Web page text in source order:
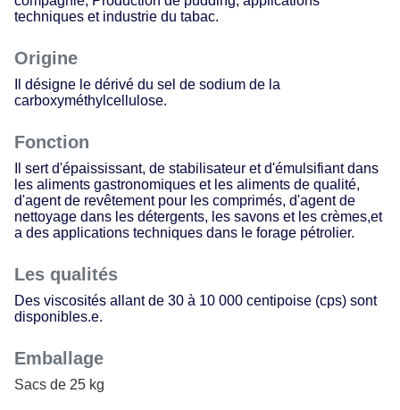
techniques et industrie du tabac.
Origine
Il désigne le dérivé du sel de sodium de la
carboxyméthylcellulose.
Fonction
Il sert d'épaississant, de stabilisateur et d'émulsifiant dans
les aliments gastronomiques et les aliments de qualité,
d'agent de revêtement pour les comprimés, d'agent de
nettoyage dans les détergents, les savons et les crèmes,et
a des applications techniques dans le forage pétrolier.
Les qualités
Des viscosités allant de 30 à 10 000 centipoise (cps) sont
disponibles.e.
Emballage
Sacs de 25 kg